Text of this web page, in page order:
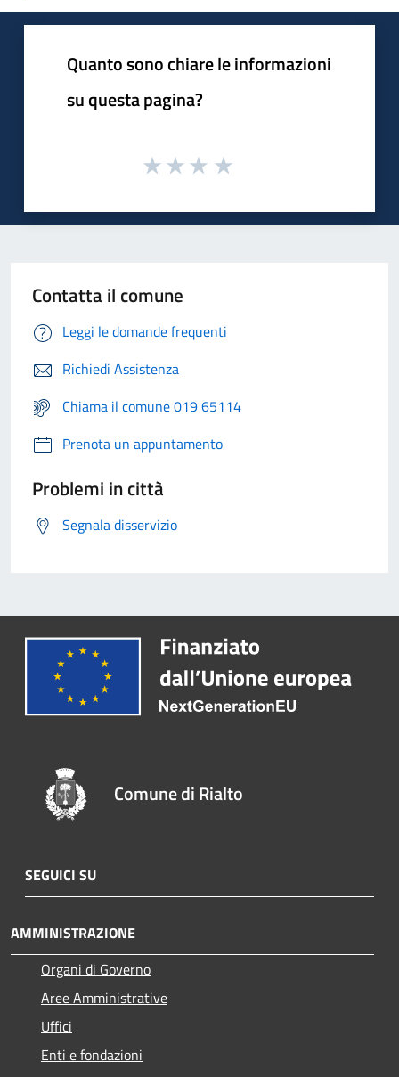
Quanto sono chiare le informazioni
su questa pagina?
Contatta il comune
Leggi le domande frequenti
Richiedi Assistenza
Chiama il comune 019 65114
Prenota un appuntamento
Problemi in città
Segnala disservizio
Comune di Rialto
SEGUICI SU
AMMINISTRAZIONE
Organi di Governo
Aree Amministrative
Uffici
Enti e fondazioni